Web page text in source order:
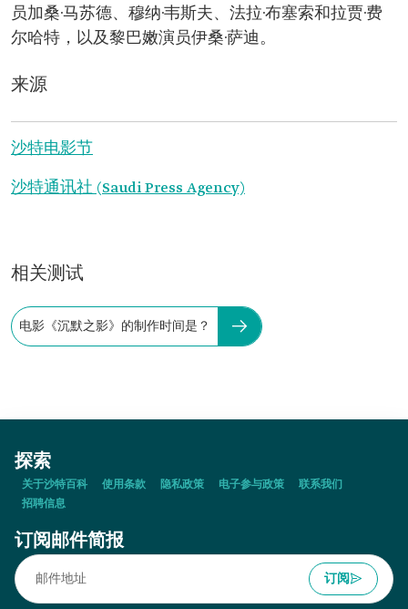
员加桑·马苏德、穆纳·韦斯夫、法拉·布塞索和拉贾·费
尔哈特，以及黎巴嫩演员伊桑·萨迪。
来源
沙特电影节
沙特通讯社 (Saudi Press Agency)
相关测试
电影《沉默之影》的制作时间是？
探索
关于沙特百科 使用条款 隐私政策 电子参与政策
联系我们
招聘信息
订阅邮件简报
订阅